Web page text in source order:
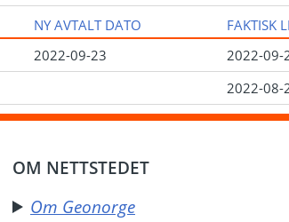
NY AVTALT DATO FAKTISK
2022-09-23
2022-09-
2022-08-